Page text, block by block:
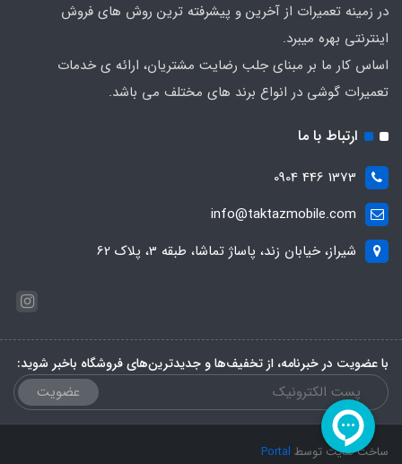
در زمینه تعمیرات از آخرین و پیشرفته ترین روش های فروش
اینترنتی بهره میبرد.
اساس کار ما بر مبنای جلب رضایت مشتریان، ارائه ی خدمات
تعمیرات گوشی در انواع برند های مختلف می باشد.
ارتباط با ما
1373 446 0904
info@taktazmobile.com
شیراز، خیابان زند، پاساژ تماشا، طبقه 3، پلاک 62
با عضویت در خبرنامه، از تخفیف‌ها و جدیدترین‌های فروشگاه باخبر شوید:
عضویت
ساخت سایت توسط Portal